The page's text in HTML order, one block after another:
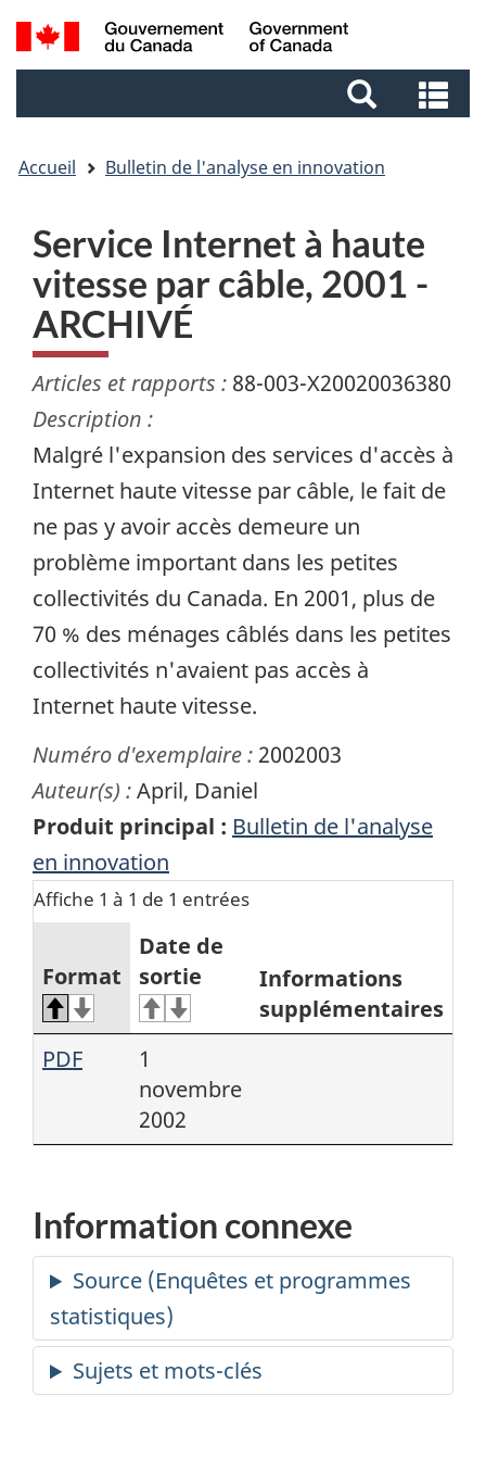
Aller
au
Aller
au
Passer
à
Recherche
et
et
Accueil Bulletin de l'analyse en innovation
Service Internet à haute
vitesse par câble, 2001 -
ARCHIVÉ
Articles et rapports : 88-003-X20020036380
Description :
Malgré l'expansion des services d'accès à
Internet haute vitesse par câble, le fait de
ne pas y avoir accès demeure un
problème important dans les petites
collectivités du Canada. En 2001, plus de
70 % des ménages câblés dans les petites
collectivités n'avaient pas accès à
Internet haute vitesse.
Numéro d'exemplaire : 2002003
Auteur(s) :April, Daniel
Produit principal : Bulletin de l'analyse
en innovation
Affiche 1 à 1 de 1 entrées
Format
Date de
sortie
Informations
supplémentaires
PDF
1
novembre
2002
Information connexe